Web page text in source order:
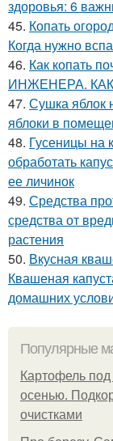
здоровья: 6
45. Копать
Когда нужно
46. Как копать
ИНЖЕНЕРА.
47. Сушка яблок
яблоки в
48. Гусеницы на
обработать
ее личинок
49. Средства
средства от
растения
50. Вкусная
Квашеная
домашних
Популярные
Картофель
осенью.
очистками